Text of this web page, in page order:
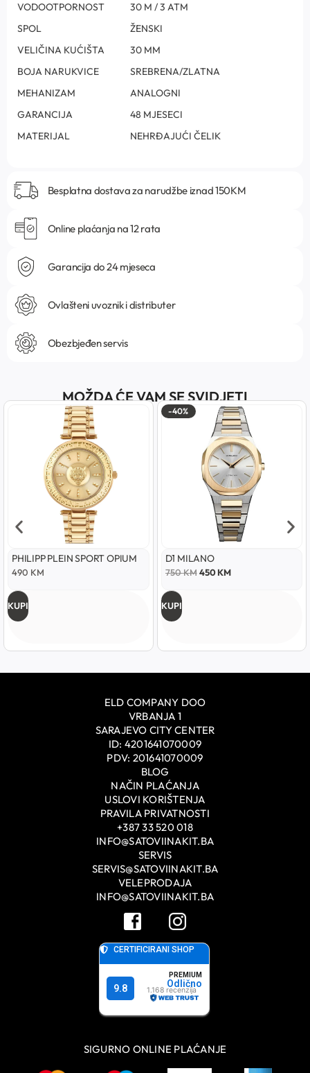
VODOOTPORNOST
30 M / 3 ATM
SPOL
ŽENSKI
VELIČINA KUĆIŠTA
30 MM
BOJA NARUKVICE
SREBRENA/ZLATNA
MEHANIZAM
ANALOGNI
GARANCIJA
48 MJESECI
MATERIJAL
NEHRĐAJUĆI ČELIK
Besplatna dostava za narudžbe iznad 150KM
Online plaćanja na 12 rata
Garancija do 24 mjeseca
Ovlašteni uvoznik i distributer
Obezbjeđen servis
MOŽDA ĆE VAM SE SVIDJETI
PHILIPP PLEIN SPORT OPIUM
490 KM
KUPI
-40%
D1 MILANO
750KM 450KM
KUPI
ELD COMPANY DOO
VRBANJA 1
SARAJEVO CITY CENTER
ID: 4201641070009
PDV: 201641070009
BLOG
NAČIN PLAĆANJA
USLOVI KORIŠTENJA
PRAVILA PRIVATNOSTI
+387 33 520 018
INFO@SATOVIINAKIT.BA
SERVIS
SERVIS@SATOVIINAKIT.BA
VELEPRODAJA
INFO@SATOVIINAKIT.BA
SIGURNO ONLINE PLAĆANJE